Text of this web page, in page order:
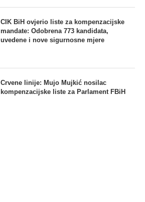
CIK BiH ovjerio liste za kompenzacijske
mandate: Odobrena 773 kandidata,
uvedene i nove sigurnosne mjere
Crvene linije: Mujo Mujkić nosilac
kompenzacijske liste za Parlament FBiH